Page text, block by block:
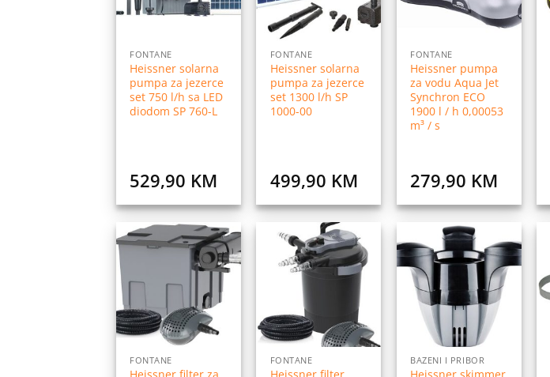
FONTANE
Heissner solarna
pumpa za jezerce
set 750 l/h sa LED
diodom SP 760-L
529,90 KM
FONTANE
Heissner solarna
pumpa za jezerce
set 1300 l/h SP
1000-00
499,90 KM
FONTANE
Heissner pumpa
za vodu Aqua Jet
Synchron ECO
1900 l / h 0,00053
m³ / s
279,90 KM
Dodaj
želja
FONTANE
Dodaj
na
listu
želja
FONTANE
Dodaj
na
listu
želja
BAZENI I PRIBOR